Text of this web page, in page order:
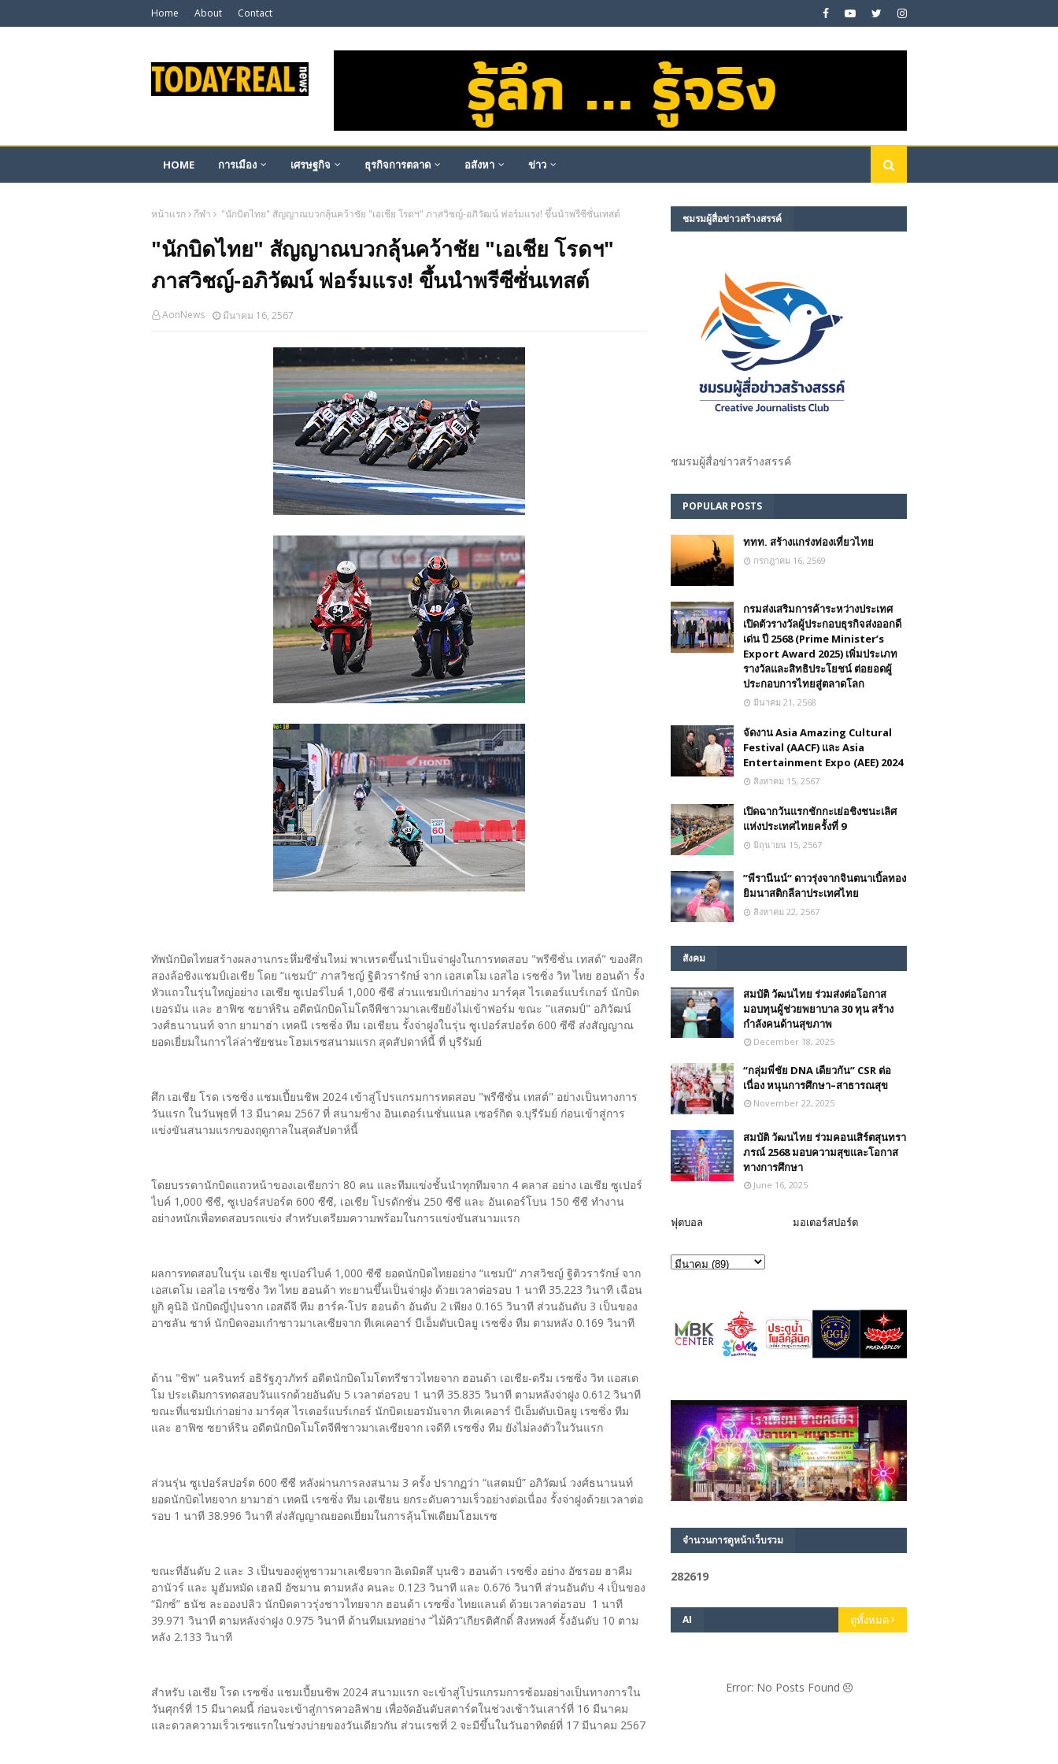
Home About Contact
HOME การเมือง เศรษฐกิจ ธุรกิจการตลาด อสังหา ข่าว
หน้าแรก กีฬา "นักบิดไทย" สัญญาณบวกลุ้นคว้าชัย "เอเชีย โรดฯ" ภาสวิชญ์-อภิวัฒน์ ฟอร์มแรง! ขึ้นนำพรีซีซั่นเทสต์
"นักบิดไทย" สัญญาณบวกลุ้นคว้าชัย "เอเชีย โรดฯ"
ภาสวิชญ์-อภิวัฒน์ ฟอร์มแรง! ขึ้นนำพรีซีซั่นเทสต์
AonNews มีนาคม 16, 2567
ทัพนักบิดไทยสร้างผลงานกระหึ่มซีซั่นใหม่ พาเหรดขึ้นนำเป็นจ่าฝูงในการทดสอบ "พรีซีซั่น เทสต์" ของศึก
สองล้อชิงแชมป์เอเชีย โดย “แชมป์” ภาสวิชญ์ ฐิติวรารักษ์ จาก เอสเตโม เอสไอ เรซซิ่ง วิท ไทย ฮอนด้า รั้ง
หัวแถวในรุ่นใหญ่อย่าง เอเชีย ซูเปอร์ไบค์ 1,000 ซีซี ส่วนแชมป์เก่าอย่าง มาร์คุส ไรเตอร์แบร์เกอร์ นักบิด
เยอรมัน และ ฮาฟิซ ซยาห์ริน อดีตนักบิดโมโตจีพีชาวมาเลเซียยังไม่เข้าฟอร์ม ขณะ "แสตมป์" อภิวัฒน์
วงศ์ธนานนท์ จาก ยามาฮ่า เทคนี เรซซิ่ง ทีม เอเชียน รั้งจ่าฝูงในรุ่น ซูเปอร์สปอร์ต 600 ซีซี ส่งสัญญาณ
ยอดเยี่ยมในการไล่ล่าชัยชนะโฮมเรซสนามแรก สุดสัปดาห์นี้ ที่ บุรีรัมย์
ศึก เอเชีย โรด เรซซิ่ง แชมเปี้ยนชิพ 2024 เข้าสู่โปรแกรมการทดสอบ "พรีซีซั่น เทสต์" อย่างเป็นทางการ
วันแรก ในวันพุธที่ 13 มีนาคม 2567 ที่ สนามช้าง อินเตอร์เนชั่นแนล เซอร์กิต จ.บุรีรัมย์ ก่อนเข้าสู่การ
แข่งขันสนามแรกของฤดูกาลในสุดสัปดาห์นี้
โดยบรรดานักบิดแถวหน้าของเอเชียกว่า 80 คน และทีมแข่งชั้นนำทุกทีมจาก 4 คลาส อย่าง เอเชีย ซูเปอร์
ไบค์ 1,000 ซีซี, ซูเปอร์สปอร์ต 600 ซีซี, เอเชีย โปรดักชั่น 250 ซีซี และ อันเดอร์โบน 150 ซีซี ทำงาน
อย่างหนักเพื่อทดสอบรถแข่ง สำหรับเตรียมความพร้อมในการแข่งขันสนามแรก
ผลการทดสอบในรุ่น เอเชีย ซูเปอร์ไบค์ 1,000 ซีซี ยอดนักบิดไทยอย่าง “แชมป์” ภาสวิชญ์ ฐิติวรารักษ์ จาก
เอสเตโม เอสไอ เรซซิ่ง วิท ไทย ฮอนด้า ทะยานขึ้นเป็นจ่าฝูง ด้วยเวลาต่อรอบ 1 นาที 35.223 วินาที เฉือน
ยูกิ คูนิอิ นักบิดญี่ปุ่นจาก เอสดีจี ทีม ฮาร์ค-โปร ฮอนด้า อันดับ 2 เพียง 0.165 วินาที ส่วนอันดับ 3 เป็นของ
อาซลัน ชาห์ นักบิดจอมเก๋าชาวมาเลเซียจาก ทีเคเคอาร์ บีเอ็มดับเบิลยู เรซซิ่ง ทีม ตามหลัง 0.169 วินาที
ด้าน "ชิพ" นครินทร์ อธิรัฐภูวภัทร์ อดีตนักบิดโมโตทรีชาวไทยจาก ฮอนด้า เอเชีย-ดรีม เรซซิ่ง วิท แอสเต
โม ประเดิมการทดสอบวันแรกด้วยอันดับ 5 เวลาต่อรอบ 1 นาที 35.835 วินาที ตามหลังจ่าฝูง 0.612 วินาที
ขณะที่แชมป์เก่าอย่าง มาร์คุส ไรเตอร์แบร์เกอร์ นักบิดเยอรมันจาก ทีเคเคอาร์ บีเอ็มดับเบิลยู เรซซิ่ง ทีม
และ ฮาฟิซ ซยาห์ริน อดีตนักบิดโมโตจีพีชาวมาเลเซียจาก เจดีที เรซซิ่ง ทีม ยังไม่ลงตัวในวันแรก
ส่วนรุ่น ซูเปอร์สปอร์ต 600 ซีซี หลังผ่านการลงสนาม 3 ครั้ง ปรากฏว่า “แสตมป์” อภิวัฒน์ วงศ์ธนานนท์
ยอดนักบิดไทยจาก ยามาฮ่า เทคนี เรซซิ่ง ทีม เอเชียน ยกระดับความเร็วอย่างต่อเนื่อง รั้งจ่าฝูงด้วยเวลาต่อ
รอบ 1 นาที 38.996 วินาที ส่งสัญญาณยอดเยี่ยมในการลุ้นโพเดียมโฮมเรซ
ขณะที่อันดับ 2 และ 3 เป็นของคู่หูชาวมาเลเซียจาก อิเดมิตสึ บุนซิว ฮอนด้า เรซซิ่ง อย่าง อัซรอย ฮาคีม
อานัวร์ และ มูฮัมหมัด เฮลมี อัซมาน ตามหลัง คนละ 0.123 วินาที และ 0.676 วินาที ส่วนอันดับ 4 เป็นของ
“มิกซ์” ธนัช ละอองปลิว นักบิดดาวรุ่งชาวไทยจาก ฮอนด้า เรซซิ่ง ไทยแลนด์ ด้วยเวลาต่อรอบ 1 นาที
39.971 วินาที ตามหลังจ่าฝูง 0.975 วินาที ด้านทีมเมทอย่าง “ไม้คิว”เกียรติศักดิ์ สิงหพงศ์ รั้งอันดับ 10 ตาม
หลัง 2.133 วินาที
สำหรับ เอเชีย โรด เรซซิ่ง แชมเปี้ยนชิพ 2024 สนามแรก จะเข้าสู่โปรแกรมการซ้อมอย่างเป็นทางการใน
วันศุกร์ที่ 15 มีนาคมนี้ ก่อนจะเข้าสู่การควอลิฟาย เพื่อจัดอันดับสตาร์ตในช่วงเช้าวันเสาร์ที่ 16 มีนาคม
และดวลความเร็วเรซแรกในช่วงบ่ายของวันเดียวกัน ส่วนเรซที่ 2 จะมีขึ้นในวันอาทิตย์ที่ 17 มีนาคม 2567
ชมรม​ผู้สื่อข่าวสร้างสรรค์​
ชมรม​ผู้สื่อข่าวสร้างสรรค์​
POPULAR POSTS
ททท. สร้างแกร่งท่องเที่ยวไทย
กรกฎาคม 16, 2569
กรมส่งเสริมการค้าระหว่างประเทศ
เปิดตัวรางวัลผู้ประกอบธุรกิจส่งออกดี
เด่น ปี 2568 (Prime Minister’s
Export Award 2025) เพิ่มประเภท
รางวัลและสิทธิประโยชน์ ต่อยอดผู้
ประกอบการไทยสู่ตลาดโลก
มีนาคม 21, 2568
จัดงาน Asia Amazing Cultural
Festival (AACF) และ Asia
Entertainment Expo (AEE) 2024
สิงหาคม 15, 2567
เปิดฉากวันแรกชักกะเย่อชิงชนะเลิศ
แห่งประเทศไทยครั้งที่ 9
มิถุนายน 15, 2567
”พีรานีนน์“​ ดาวรุ่งจากจินตนาเบิ้ลทอง
ยิมนาสติกลีลาประเทศไทย
สิงหาคม 22, 2567
สังคม
สมบัติ วัฒนไทย ร่วมส่งต่อโอกาส
มอบทุนผู้ช่วยพยาบาล 30 ทุน สร้าง
กำลังคนด้านสุขภาพ
December 18, 2025
“กลุ่มพี่ชัย DNA เดียวกัน” CSR ต่อ
เนื่อง หนุนการศึกษา–สาธารณสุข
November 22, 2025
สมบัติ วัฒนไทย ร่วมคอนเสิร์ตสุนทรา
ภรณ์ 2568 มอบความสุขและโอกาส
ทางการศึกษา
June 16, 2025
ฟุตบอล มอเตอร์สปอร์ต
จำนวนการดูหน้าเว็บรวม
282619
AI ดูทั้งหมด
Error: No Posts Found